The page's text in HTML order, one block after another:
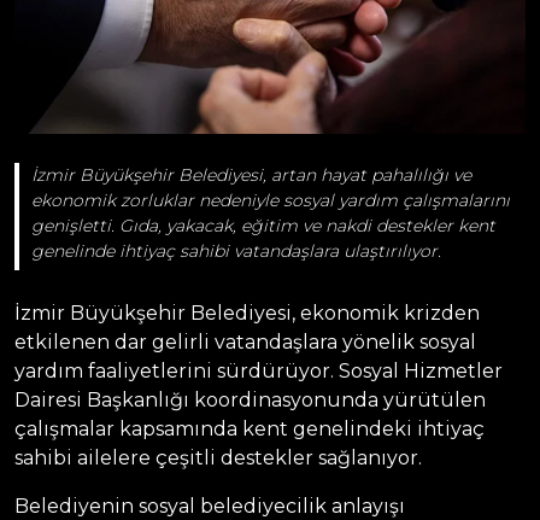
İzmir Büyükşehir Belediyesi, artan hayat pahalılığı ve
ekonomik zorluklar nedeniyle sosyal yardım çalışmalarını
genişletti. Gıda, yakacak, eğitim ve nakdi destekler kent
genelinde ihtiyaç sahibi vatandaşlara ulaştırılıyor.
İzmir Büyükşehir Belediyesi, ekonomik krizden
etkilenen dar gelirli vatandaşlara yönelik sosyal
yardım faaliyetlerini sürdürüyor. Sosyal Hizmetler
Dairesi Başkanlığı koordinasyonunda yürütülen
çalışmalar kapsamında kent genelindeki ihtiyaç
sahibi ailelere çeşitli destekler sağlanıyor.
Belediyenin sosyal belediyecilik anlayışı